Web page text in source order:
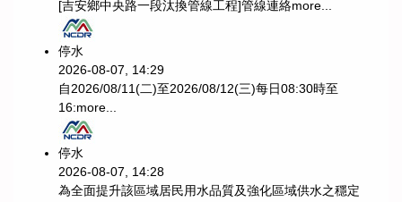
[吉安鄉中央路一段汰換管線工程]管線連絡more...
停水
2026-08-07, 14:29
自2026/08/11(二)至2026/08/12(三)每日08:30時至
16:more...
停水
2026-08-07, 14:28
為全面提升該區域居民用水品質及強化區域供水之穩定